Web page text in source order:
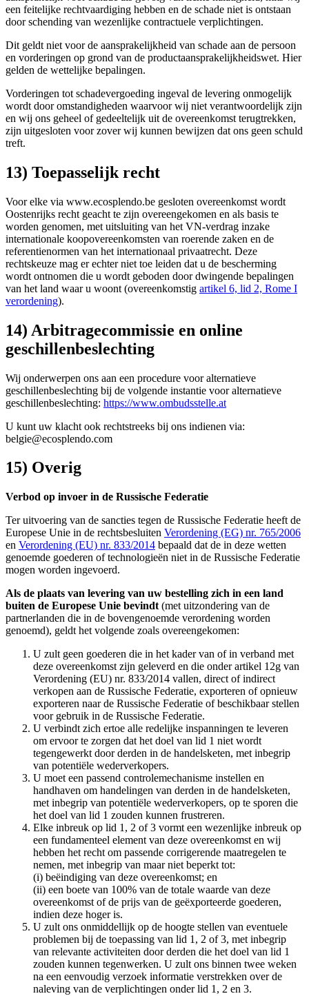
een feitelijke rechtvaardiging hebben en de schade niet is ontstaan
door schending van wezenlijke contractuele verplichtingen.
Dit geldt niet voor de aansprakelijkheid van schade aan de persoon
en vorderingen op grond van de productaansprakelijkheidswet. Hier
gelden de wettelijke bepalingen.
Vorderingen tot schadevergoeding ingeval de levering onmogelijk
wordt door omstandigheden waarvoor wij niet verantwoordelijk zijn
en wij ons geheel of gedeeltelijk uit de overeenkomst terugtrekken,
zijn uitgesloten voor zover wij kunnen bewijzen dat ons geen schuld
treft.
13) Toepasselijk recht
Voor elke via www.ecosplendo.be gesloten overeenkomst wordt
Oostenrijks recht geacht te zijn overeengekomen en als basis te
worden genomen, met uitsluiting van het VN-verdrag inzake
internationale koopovereenkomsten van roerende zaken en de
referentienormen van het internationaal privaatrecht. Deze
rechtskeuze mag er echter niet toe leiden dat u de bescherming
wordt ontnomen die u wordt geboden door dwingende bepalingen
van het land waar u woont (overeenkomstig artikel 6, lid 2, Rome I
verordening).
14) Arbitragecommissie en online
geschillenbeslechting
Wij onderwerpen ons aan een procedure voor alternatieve
geschillenbeslechting bij de volgende instantie voor alternatieve
geschillenbeslechting: https://www.ombudsstelle.at
U kunt uw klacht ook rechtstreeks bij ons indienen via:
belgie@ecosplendo.com
15) Overig
Verbod op invoer in de Russische Federatie
Ter uitvoering van de sancties tegen de Russische Federatie heeft de
Europese Unie in de rechtsbesluiten Verordening (EG) nr. 765/2006
en Verordening (EU) nr. 833/2014 bepaald dat de in deze wetten
genoemde goederen of technologieën niet in de Russische Federatie
mogen worden ingevoerd.
Als de plaats van levering van uw bestelling zich in een land
buiten de Europese Unie bevindt (met uitzondering van de
partnerlanden die in de bovengenoemde verordening worden
genoemd), geldt het volgende zoals overeengekomen:
U zult geen goederen die in het kader van of in verband met
deze overeenkomst zijn geleverd en die onder artikel 12g van
Verordening (EU) nr. 833/2014 vallen, direct of indirect
verkopen aan de Russische Federatie, exporteren of opnieuw
exporteren naar de Russische Federatie of beschikbaar stellen
voor gebruik in de Russische Federatie.
U verbindt zich ertoe alle redelijke inspanningen te leveren
om ervoor te zorgen dat het doel van lid 1 niet wordt
tegengewerkt door derden in de handelsketen, met inbegrip
van potentiële wederverkopers.
U moet een passend controlemechanisme instellen en
handhaven om handelingen van derden in de handelsketen,
met inbegrip van potentiële wederverkopers, op te sporen die
het doel van lid 1 zouden kunnen frustreren.
Elke inbreuk op lid 1, 2 of 3 vormt een wezenlijke inbreuk op
een fundamenteel element van deze overeenkomst en wij
hebben het recht om passende corrigerende maatregelen te
nemen, met inbegrip van maar niet beperkt tot:
(i) beëindiging van deze overeenkomst; en
(ii) een boete van 100% van de totale waarde van deze
overeenkomst of de prijs van de geëxporteerde goederen,
indien deze hoger is.
U zult ons onmiddellijk op de hoogte stellen van eventuele
problemen bij de toepassing van lid 1, 2 of 3, met inbegrip
van relevante activiteiten door derden die het doel van lid 1
zouden kunnen tegenwerken. U zult ons binnen twee weken
na een eenvoudig verzoek informatie verstrekken over de
naleving van de verplichtingen onder lid 1, 2 en 3.